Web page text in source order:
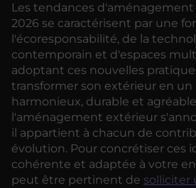
Les tendances
2026 se caractérisent par une
l'écoresponsabilité, de la
contemporain et d'espaces
adoptant ces nouvelles
transformer son extérieur en un
harmonieux, durable et
l'aménagement extérieur
il appartient à chacun de
évolution. Pour concrétiser ces
cohérente et adaptée à votre
peut être pertinent de solliciter